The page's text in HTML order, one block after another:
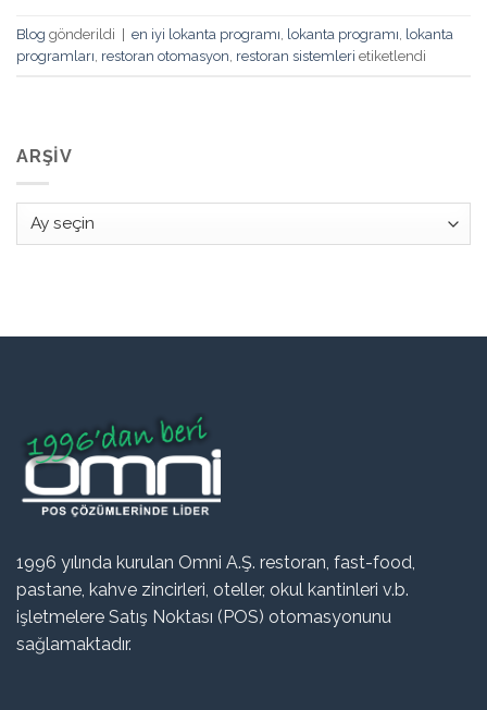
Blog gönderildi | en iyi lokanta programı lokanta programı lokanta
programları restoran otomasyon restoran sistemleri etiketlendi
ARŞIV
Arşiv
1996 yılında kurulan Omni A.Ş. restoran, fast-food,
pastane, kahve zincirleri, oteller, okul kantinleri v.b.
işletmelere Satış Noktası (POS) otomasyonunu
sağlamaktadır.